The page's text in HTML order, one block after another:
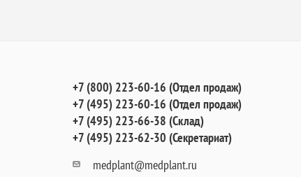
+7 (800) 223-60-16 (Отдел продаж)
+7 (495) 223-60-16 (Отдел продаж)
+7 (495) 223-66-38 (Склад)
+7 (495) 223-62-30 (Секретариат)
medplant@medplant.ru